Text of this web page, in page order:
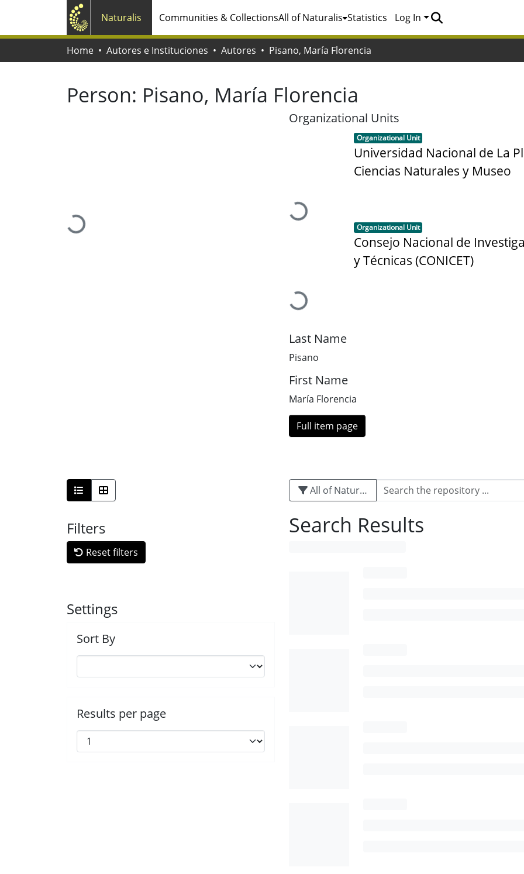
Naturalis Communities & CollectionsAll of Naturalis Statistics Log In
Home Autores e Instituciones Autores Pisano, María Florencia
Person: Pisano, María Florencia
Loading...
Organizational Units
Loading...
Item type:
Organizational Unit ,
Universidad Nacional de La
Ciencias Naturales y Museo
Loading...
Item type:
Organizational Unit ,
Consejo Nacional de
y Técnicas (CONICET)
Last Name
Pisano
First Name
María Florencia
Full item page
Filters
Reset filters
Settings
Sort By
Results per page
All of Naturalis
Search Results